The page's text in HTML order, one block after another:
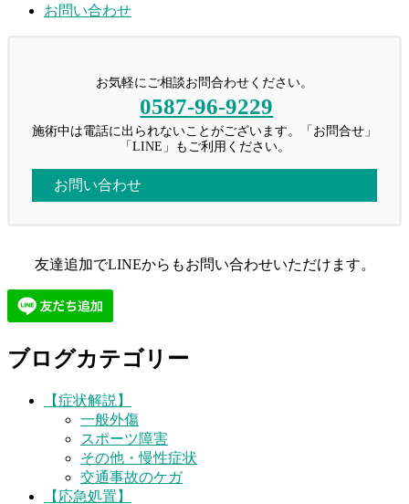
お問い合わせ
お気軽にご相談お問合わせください。
0587-96-9229
施術中は電話に出られないことがございます。「お問合せ」
「LINE」もご利用ください。
お問い合わせ
友達追加でLINEからもお問い合わせいただけます。
ブログカテゴリー
【症状解説】
一般外傷
スポーツ障害
その他・慢性症状
交通事故のケガ
【応急処置】